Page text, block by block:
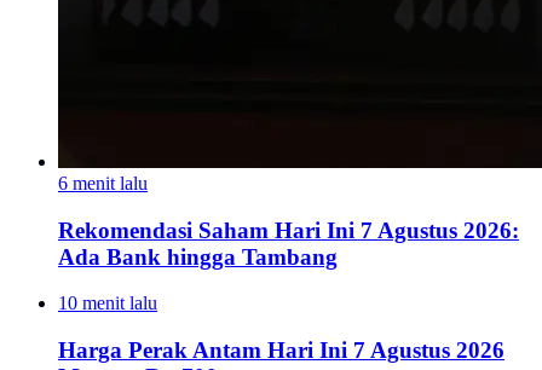
6 menit lalu
Rekomendasi Saham Hari Ini 7 Agustus 2026:
Ada Bank hingga Tambang
10 menit lalu
Harga Perak Antam Hari Ini 7 Agustus 2026